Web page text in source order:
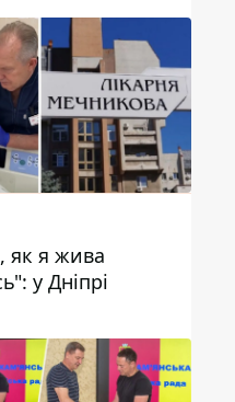
як я жива
у Дніпрі
та
дітей, яку